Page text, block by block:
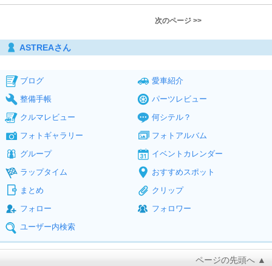
次のページ >>
ASTREAさん
ブログ
愛車紹介
整備手帳
パーツレビュー
クルマレビュー
何シテル？
フォトギャラリー
フォトアルバム
グループ
イベントカレンダー
ラップタイム
おすすめスポット
まとめ
クリップ
フォロー
フォロワー
ユーザー内検索
ページの先頭へ ▲